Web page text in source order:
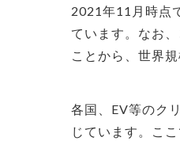
2021年11月時点
ています。なお
ことから、世界
各国、EV等のク
じています。こ